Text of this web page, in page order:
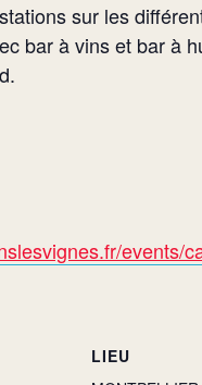
sur les
bar à vins et bar
events/
LIEU